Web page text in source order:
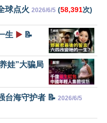
球点火 2026/6/5 (58,391次)
生 ▶️ 📝
娃”大骗局
台海守护者 📝 2026/6/5